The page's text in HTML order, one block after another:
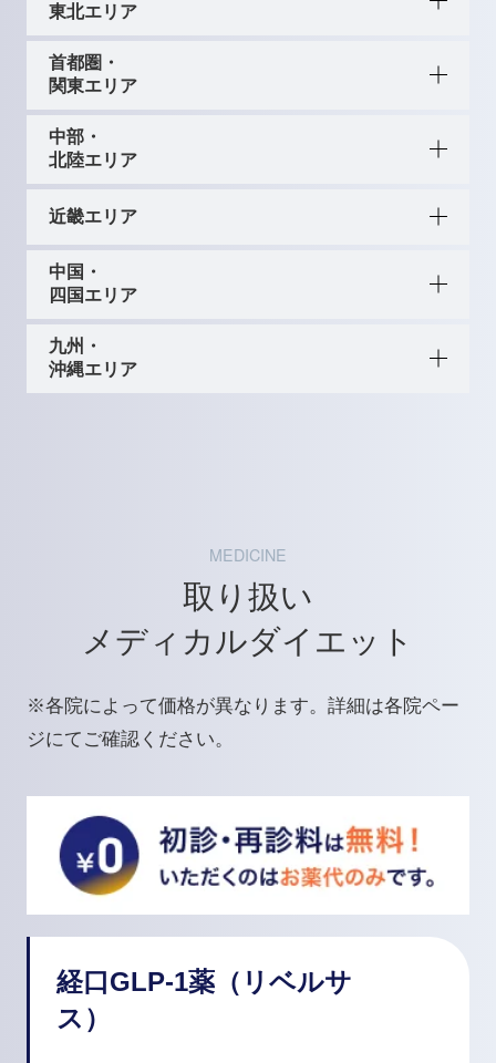
東北エリア
首都圏・
関東エリア
中部・
北陸エリア
近畿エリア
中国・
四国エリア
九州・
沖縄エリア
MEDICINE
取り扱い
メディカルダイエット
※各院によって価格が異なります。詳細は各院ペー
ジにてご確認ください。
経口GLP-1薬（リベルサ
ス）